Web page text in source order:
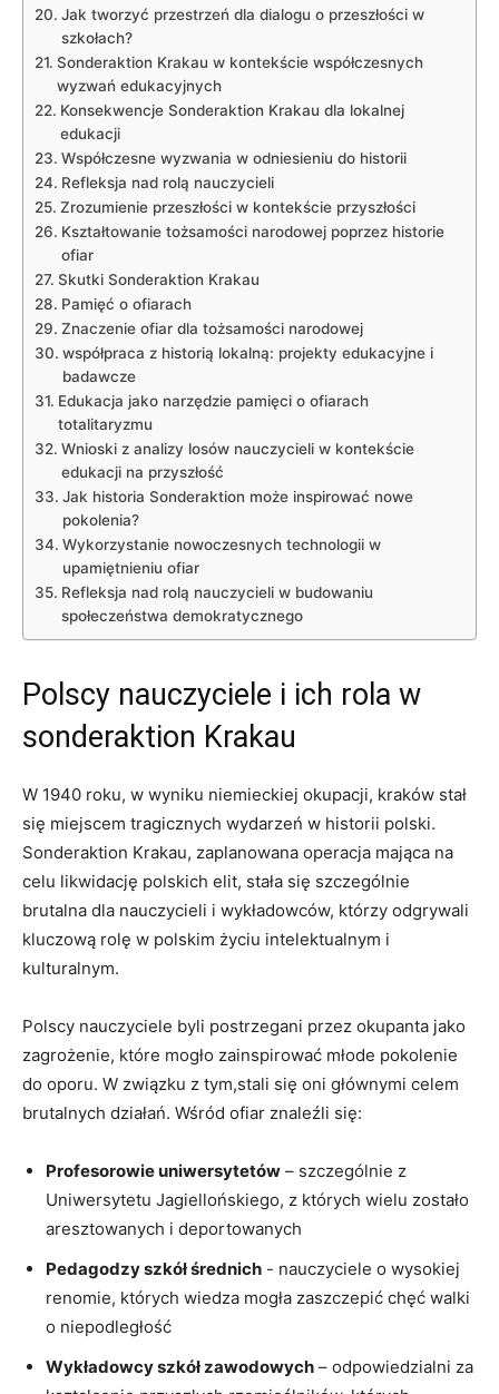
Jak tworzyć przestrzeń dla dialogu o przeszłości w
szkołach?
Sonderaktion Krakau ‍w kontekście⁤ współczesnych⁢
wyzwań edukacyjnych
Konsekwencje Sonderaktion Krakau dla lokalnej
edukacji
Współczesne wyzwania w odniesieniu do‍ historii
Refleksja nad rolą nauczycieli
Zrozumienie przeszłości w kontekście przyszłości
Kształtowanie tożsamości narodowej poprzez historie
ofiar
Skutki Sonderaktion Krakau
Pamięć o ofiarach
Znaczenie‍ ofiar ⁢dla tożsamości narodowej
współpraca z historią lokalną: projekty edukacyjne i
badawcze
Edukacja⁤ jako narzędzie pamięci o ofiarach‍
totalitaryzmu
Wnioski z ‍analizy losów nauczycieli w kontekście
edukacji⁣ na przyszłość
Jak historia Sonderaktion może ‍inspirować nowe
pokolenia?
Wykorzystanie nowoczesnych technologii ‍w
upamiętnieniu ofiar
Refleksja nad rolą nauczycieli w budowaniu
społeczeństwa demokratycznego
Polscy‌ nauczyciele i ich rola w
sonderaktion ‍Krakau
W 1940 roku, w wyniku niemieckiej⁢ okupacji, kraków stał
się ​miejscem tragicznych wydarzeń w historii polski.
Sonderaktion Krakau, zaplanowana⁢ operacja mająca na
celu likwidację polskich elit,⁢ stała ⁣się szczególnie
brutalna dla nauczycieli i wykładowców, którzy odgrywali
kluczową rolę w polskim życiu intelektualnym i
kulturalnym.
Polscy nauczyciele byli postrzegani przez okupanta jako
zagrożenie, które⁣ mogło⁣ zainspirować ‌młode pokolenie
do oporu. W związku z tym,stali się oni głównymi celem
brutalnych⁣ działań. ⁣Wśród ofiar znaleźli ⁢się:
Profesorowie uniwersytetów – szczególnie⁤ z
Uniwersytetu Jagiellońskiego, z których wielu zostało
aresztowanych i deportowanych
Pedagodzy szkół średnich ⁤- nauczyciele o wysokiej
renomie, których wiedza mogła zaszczepić chęć walki
⁤o niepodległość
Wykładowcy szkół zawodowych – ⁣odpowiedzialni za